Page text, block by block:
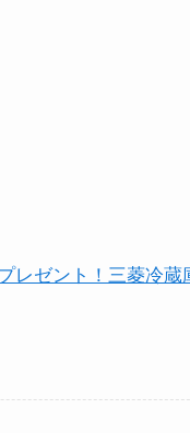
レゼント！三菱冷蔵